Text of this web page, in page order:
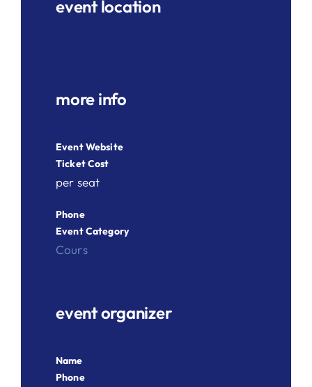
event location
more info
Event Website
Ticket Cost
per seat
Phone
Event Category
Cours
event organizer
Name
Phone